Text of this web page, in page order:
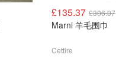
£135.37 £306.07
Marni 羊毛围巾
Cettire